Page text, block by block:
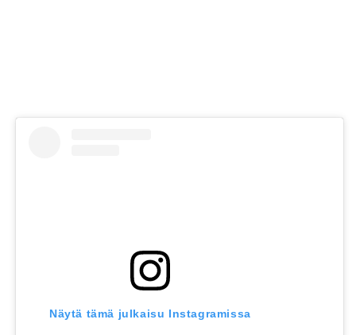
Näytä tämä julkaisu Instagramissa